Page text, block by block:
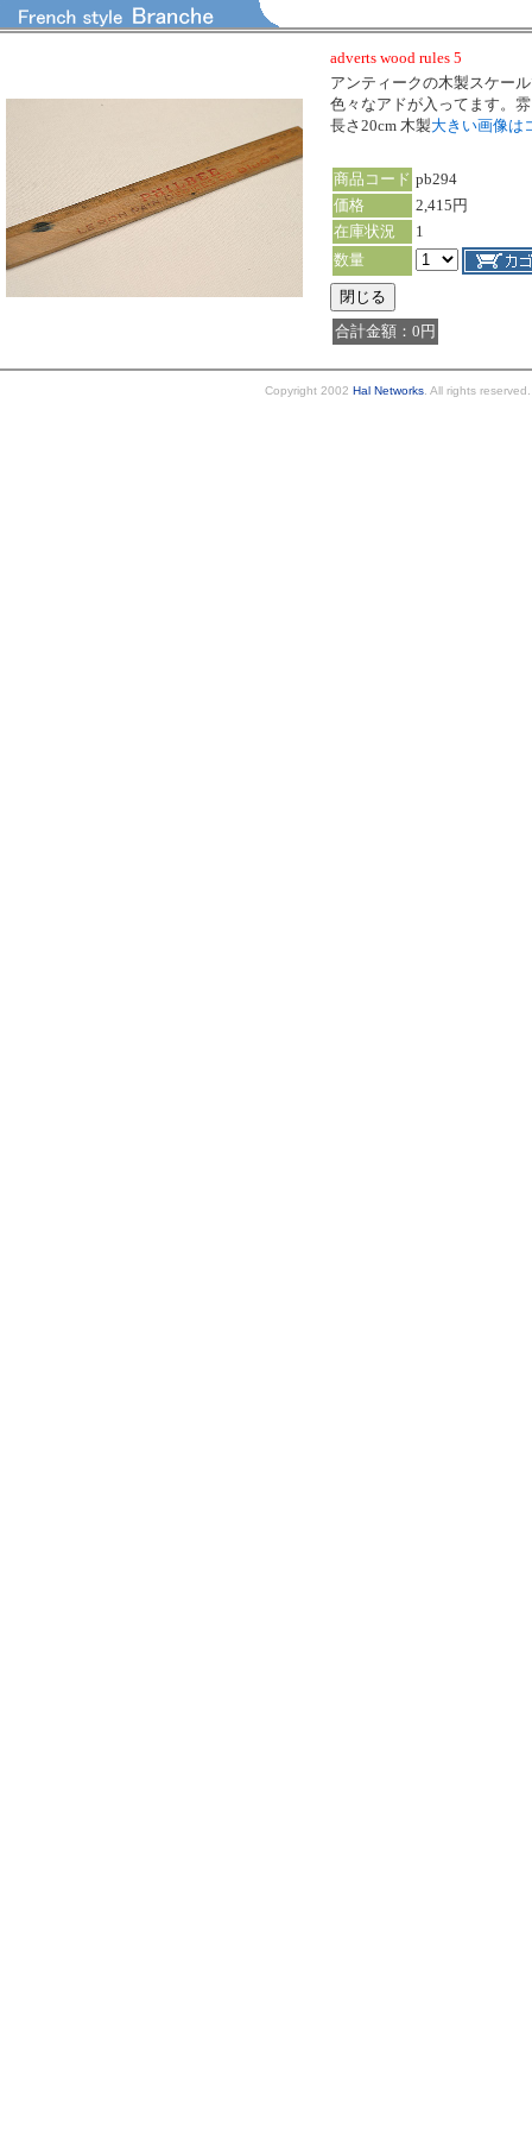
adverts wood rules 5
アンティークの木製スケー
色々なアドが入ってます。
長さ20cm 木製大きい画像は
商品コード pb294
価格
2,415円
在庫状況
1
数量
合計金額：0円
Copyright 2002 Hal Networks . All rights